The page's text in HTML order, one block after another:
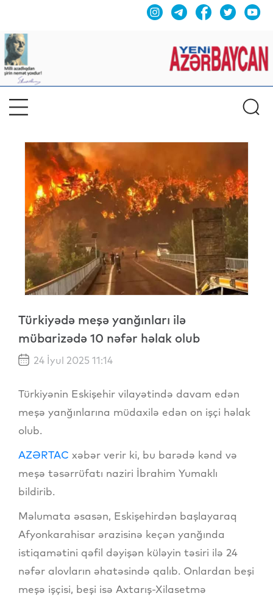
Türkiyədə meşə yanğınları ilə
mübarizədə 10 nəfər həlak olub
24 İyul 2025 11:14
Türkiyənin Eskişehir vilayətində davam edən
meşə yanğınlarına müdaxilə edən on işçi həlak
olub.
AZƏRTAC xəbər verir ki, bu barədə kənd və
meşə təsərrüfatı naziri İbrahim Yumaklı
bildirib.
Məlumata əsasən, Eskişehirdən başlayaraq
Afyonkarahisar ərazisinə keçən yanğında
istiqamətini qəfil dəyişən küləyin təsiri ilə 24
nəfər alovların əhatəsində qalıb. Onlardan beşi
meşə işçisi, beşi isə Axtarış-Xilasetmə